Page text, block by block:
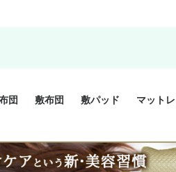
2点セット
3点セット
4点セット
5点セット
6点セット
エクセルゴールド
ロイヤルゴールド
マザーダックダウン
2点セット
3点セット
4点セット
6点セット
2点セット
3点セット
ド
ン
ン
イズ
団
掛け布団
掛け布団
掛け布団
掛け布団
布団
敷布団
防ダニ敷布団
小さい敷布団
大きい敷布団
機能性敷布団
敷パッド
シングルサイズ敷パ
小さい敷パッド
大きい敷パッド
シルク敷パッド
枕パッド
シルク枕パッド
除湿シート
接触冷感パッド
暖かパッド
ガーゼケット
オーガニックコット
ベッドパッド
パッドセット
マット